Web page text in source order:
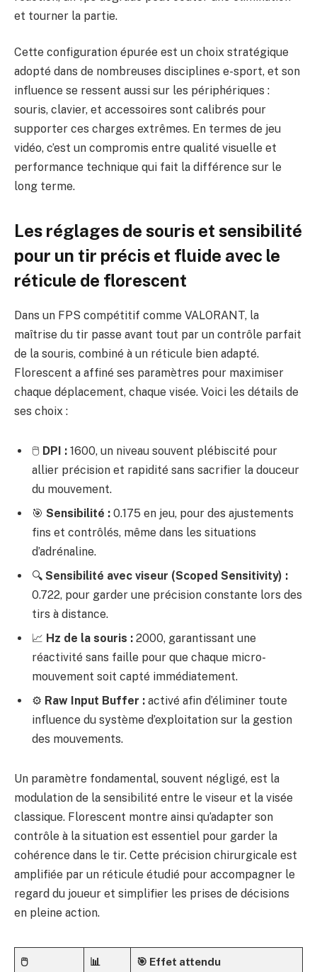
et tourner la partie.
Cette configuration épurée est un choix stratégique
adopté dans de nombreuses disciplines e-sport, et son
influence se ressent aussi sur les périphériques :
souris, clavier, et accessoires sont calibrés pour
supporter ces charges extrêmes. En termes de jeu
vidéo, c’est un compromis entre qualité visuelle et
performance technique qui fait la différence sur le
long terme.
Les réglages de souris et sensibilité
pour un tir précis et fluide avec le
réticule de florescent
Dans un FPS compétitif comme VALORANT, la
maîtrise du tir passe avant tout par un contrôle parfait
de la souris, combiné à un réticule bien adapté.
Florescent a affiné ses paramètres pour maximiser
chaque déplacement, chaque visée. Voici les détails de
ses choix :
🖱️ DPI : 1600, un niveau souvent plébiscité pour
allier précision et rapidité sans sacrifier la douceur
du mouvement.
🎯 Sensibilité : 0.175 en jeu, pour des ajustements
fins et contrôlés, même dans les situations
d’adrénaline.
🔍 Sensibilité avec viseur (Scoped Sensitivity) :
0.722, pour garder une précision constante lors des
tirs à distance.
📈 Hz de la souris : 2000, garantissant une
réactivité sans faille pour que chaque micro-
mouvement soit capté immédiatement.
⚙️ Raw Input Buffer : activé afin d’éliminer toute
influence du système d’exploitation sur la gestion
des mouvements.
Un paramètre fondamental, souvent négligé, est la
modulation de la sensibilité entre le viseur et la visée
classique. Florescent montre ainsi qu’adapter son
contrôle à la situation est essentiel pour garder la
cohérence dans le tir. Cette précision chirurgicale est
amplifiée par un réticule étudié pour accompagner le
regard du joueur et simplifier les prises de décisions
en pleine action.
🖱️
📊
🎯 Effet attendu